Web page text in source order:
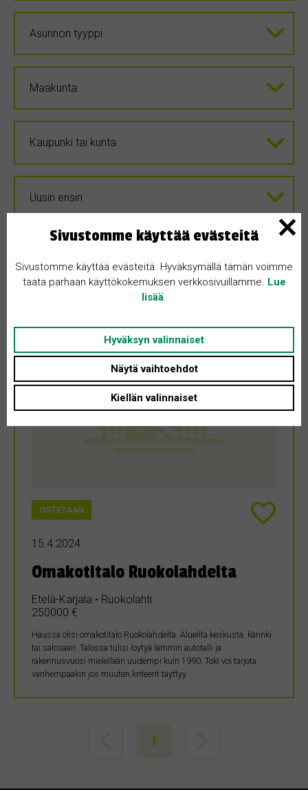
OSTETAAN
15.4.2024
Omakotitalo Ruokolahdelta
Etelä-Karjala • Ruokolahti
250000 €
Haussa olisi omakotitalo Ruokolahdelta. Alueilta keskusta, kärinki
tai salosaari. Talossa tulisi löytyä lämmin autotalli ja
rakennusvuosi mielellään uudempi kuin 1990. Toki voi tarjota
vanhempaakin jos muuten kriteerit täyttyy.
1
Sivustomme käyttää evästeitä
Sivustomme käyttää evästeitä. Hyväksymällä tämän voimme
taata parhaan käyttökokemuksen verkkosivuillamme. Lue
lisää
Hyväksyn valinnaiset
Näytä vaihtoehdot
Kiellän valinnaiset